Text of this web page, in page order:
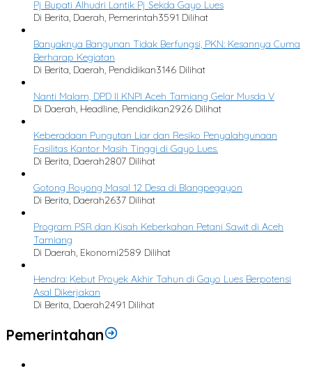
Pj Bupati Alhudri Lantik Pj Sekda Gayo Lues
Di Berita, Daerah, Pemerintah3591 Dilihat
Banyaknya Bangunan Tidak Berfungsi, PKN: Kesannya Cuma
Berharap Kegiatan
Di Berita, Daerah, Pendidikan3146 Dilihat
Nanti Malam, DPD II KNPI Aceh Tamiang Gelar Musda V
Di Daerah, Headline, Pendidikan2926 Dilihat
Keberadaan Pungutan Liar dan Resiko Penyalahgunaan
Fasilitas Kantor Masih Tinggi di Gayo Lues.
Di Berita, Daerah2807 Dilihat
Gotong Royong Masal 12 Desa di Blangpegayon
Di Berita, Daerah2637 Dilihat
Program PSR dan Kisah Keberkahan Petani Sawit di Aceh
Tamiang
Di Daerah, Ekonomi2589 Dilihat
Hendra: Kebut Proyek Akhir Tahun di Gayo Lues Berpotensi
Asal Dikerjakan
Di Berita, Daerah2491 Dilihat
Pemerintahan